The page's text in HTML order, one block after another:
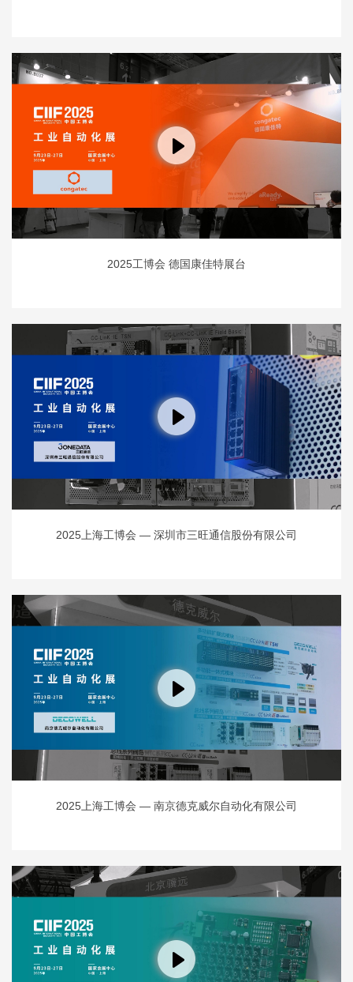
2025工博会 德国康佳特展台
2025上海工博会 — 深圳市三旺通信股份有限公司
2025上海工博会 — 南京德克威尔自动化有限公司